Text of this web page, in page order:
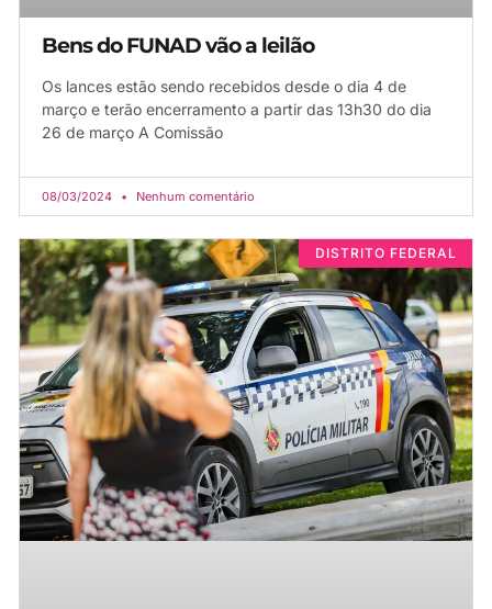
Bens do FUNAD vão a leilão
Os lances estão sendo recebidos desde o dia 4 de
março e terão encerramento a partir das 13h30 do dia
26 de março A Comissão
08/03/2024 Nenhum comentário
DISTRITO FEDERAL